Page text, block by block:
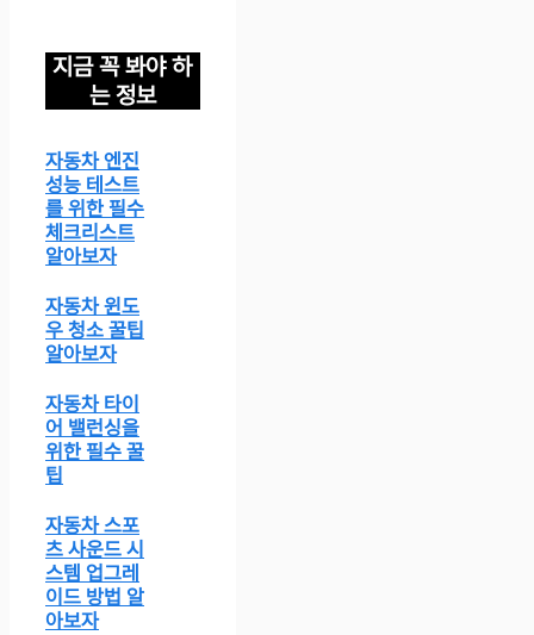
지금 꼭 봐야 하
는 정보
자동차 엔진
성능 테스트
를 위한 필수
체크리스트
알아보자
자동차 윈도
우 청소 꿀팁
알아보자
자동차 타이
어 밸런싱을
위한 필수 꿀
팁
자동차 스포
츠 사운드 시
스템 업그레
이드 방법 알
아보자